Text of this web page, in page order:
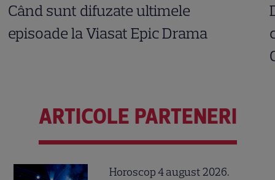
Când sunt difuzate ultimele
episoade la Viasat Epic Drama
ARTICOLE PARTENERI
Horoscop 4 august 2026.